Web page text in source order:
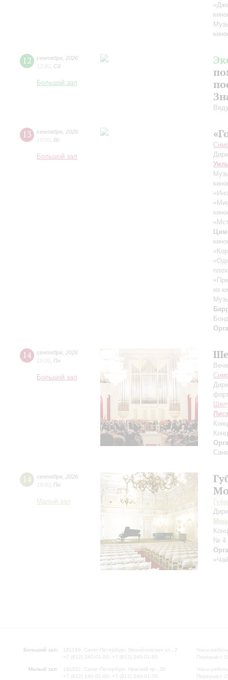
12 сентября 2026
12:00 Сб
Большой зал
13 сентября 2026
19:00 Вс
Большой зал
из
14 сентября 2026
19:00 Пн
Большой зал
Лист
14 сентября 2026
19:00 Пн
Малый зал
№ 4
Большой зал:
191186, Санкт-Петербург, Михайловская ул., 2
+7 (812) 240-01-00, +7 (812) 240-01-80
Малый зал:
191011, Санкт-Петербург, Невский пр., 30
+7 (812) 240-01-00, +7 (812) 240-01-70
Часы
Перерыв с
Часы
Перерыв с